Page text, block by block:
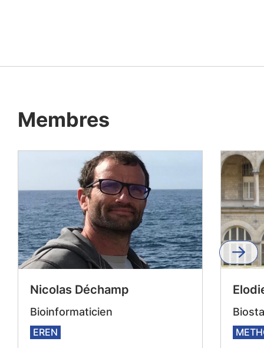
Membres
Nicolas Déchamp
Bioinformaticien
EREN